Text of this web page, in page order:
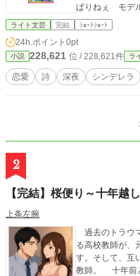
ぱりねぇ モデ
ライト文芸 完結 ｼｮｰﾄｼｮｰﾄ
24h.ポイント 0pt
小説 228,621 位 / 228,621件 ラ
恋愛 詩 深夜 シンデレラ
2
【完結】桜便り～十年越
上条左腕
過去のトラウ
る高校教師が、
す。そして、
教師。 十年前